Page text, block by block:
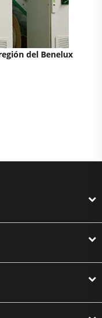
del Benelux